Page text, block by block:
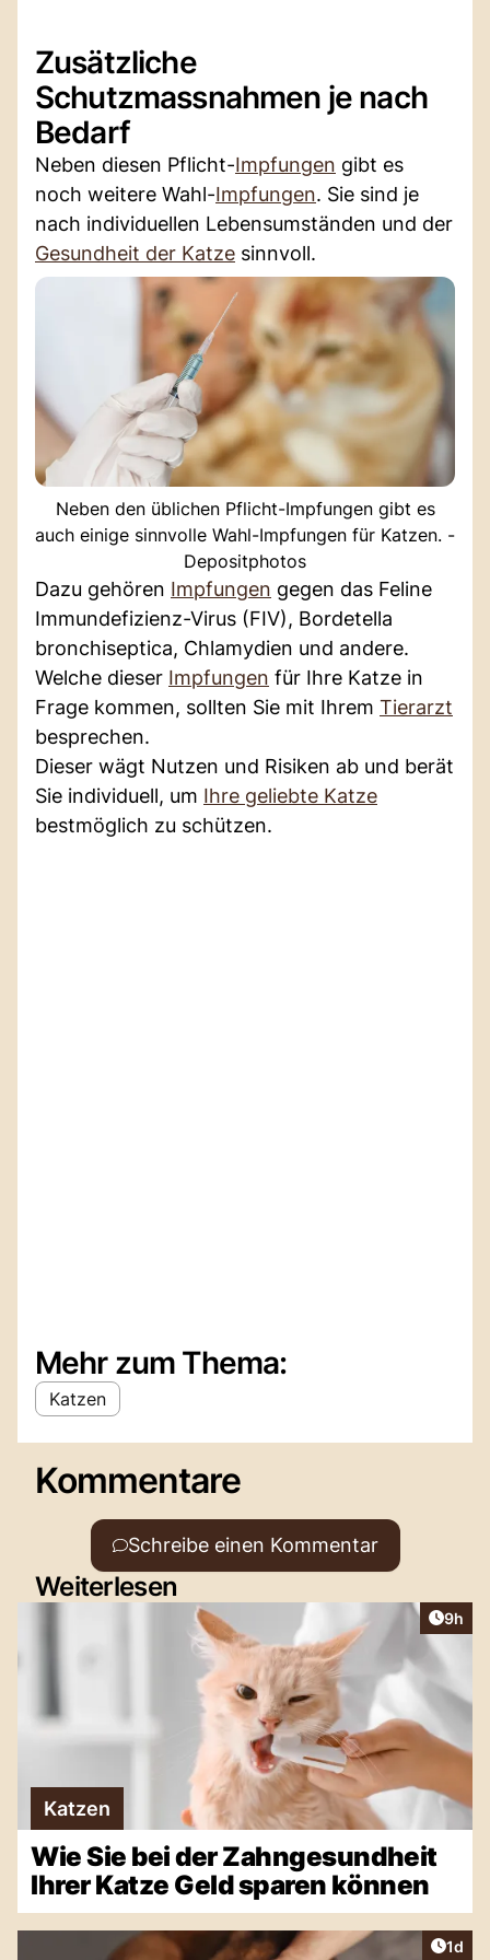
Zusätzliche
Schutzmassnahmen je nach
Bedarf
Neben diesen Pflicht-Impfungen gibt es
noch weitere Wahl-Impfungen. Sie sind je
nach individuellen Lebensumständen und der
Gesundheit der Katze sinnvoll.
Neben den üblichen Pflicht-Impfungen gibt es
auch einige sinnvolle Wahl-Impfungen für Katzen. -
Depositphotos
Dazu gehören Impfungen gegen das Feline
Immundefizienz-Virus (FIV), Bordetella
bronchiseptica, Chlamydien und andere.
Welche dieser Impfungen für Ihre Katze in
Frage kommen, sollten Sie mit Ihrem Tierarzt
besprechen.
Dieser wägt Nutzen und Risiken ab und berät
Sie individuell, um Ihre geliebte Katze
bestmöglich zu schützen.
Mehr zum Thema:
Katzen
Kommentare
Schreibe einen Kommentar
Weiterlesen
9h
Katzen
Wie Sie bei der Zahngesundheit
Ihrer Katze Geld sparen können
1d